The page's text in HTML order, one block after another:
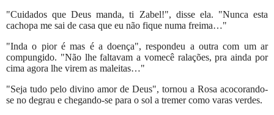
"Cuidados que Deus manda, ti Zabel!", disse ela. "Nunca esta
cachopa me sai de casa que eu não fique numa freima…"
"Inda o pior é mas é a doença", respondeu a outra com um ar
compungido. "Não lhe faltavam a vomecê ralações, pra ainda por
cima agora lhe virem as maleitas…"
"Seja tudo pelo divino amor de Deus", tornou a Rosa acocorando-
se no degrau e chegando-se para o sol a tremer como varas verdes.